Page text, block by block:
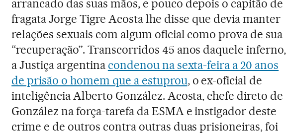
arrancado das suas mãos, e pouco depois o capitão de
fragata Jorge Tigre Acosta lhe disse que devia manter
relações sexuais com algum oficial como prova de sua
“recuperação”. Transcorridos 45 anos daquele inferno,
a Justiça argentina condenou na sexta-feira a 20 anos
de prisão o homem que a estuprou, o ex-oficial de
inteligência Alberto González. Acosta, chefe direto de
González na força-tarefa da ESMA e instigador deste
crime e de outros contra outras duas prisioneiras, foi